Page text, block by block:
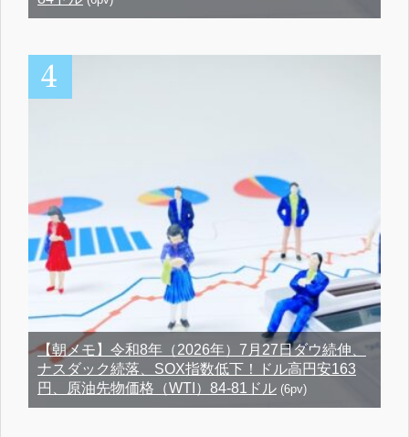
【朝メモ】令和8年（2026年）7月27日ダウ続伸、
ナスダック続落、SOX指数低下！ドル高円安163
円、原油先物価格（WTI）84-81ドル (6pv)